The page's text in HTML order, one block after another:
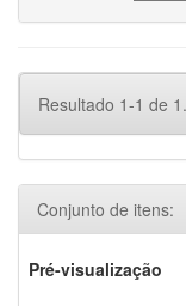
Resultado 1-1 de 1.
Conjunto de itens:
Pré-visualização